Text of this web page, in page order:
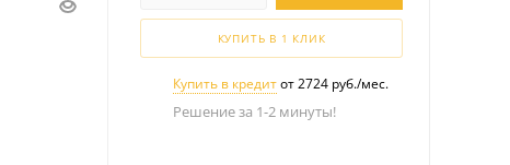
КУПИТЬ В 1 КЛИК
Купить в кредитот 2724 руб./мес.
Решение за 1-2 минуты!